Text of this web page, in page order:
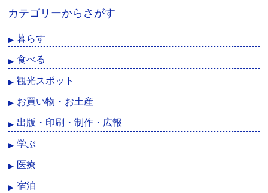
カテゴリーからさがす
暮らす
食べる
観光スポット
お買い物・お土産
出版・印刷・制作・広報
学ぶ
医療
宿泊